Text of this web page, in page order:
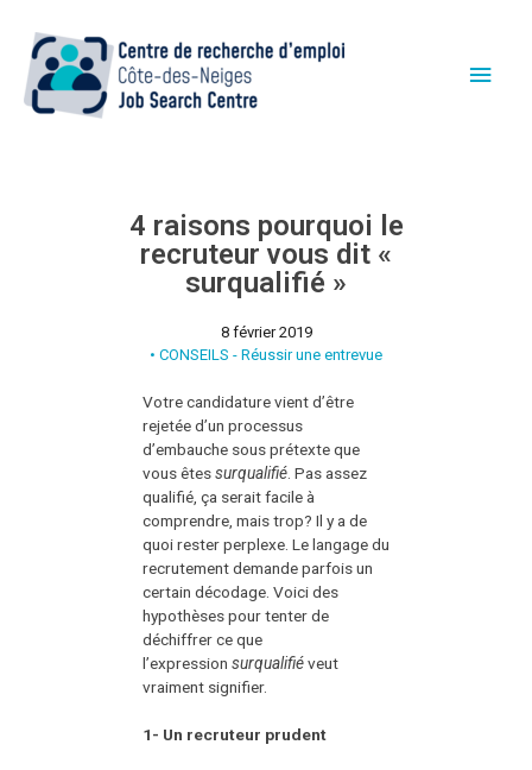
4 raisons pourquoi le
recruteur vous dit «
surqualifié »
8 février 2019
• CONSEILS - Réussir une entrevue
Votre candidature vient d’être
rejetée d’un processus
d’embauche sous prétexte que
vous êtessurqualifié . Pas assez
qualifié, ça serait facile à
comprendre, mais trop? Il y a de
quoi rester perplexe. Le langage du
recrutement demande parfois un
certain décodage. Voici des
hypothèses pour tenter de
déchiffrer ce que
l’expression surqualifiéveut
vraiment signifier.
1- Un recruteur prudent